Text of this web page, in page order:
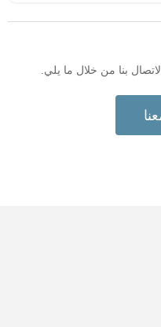
بنا من خلال ما يلي.